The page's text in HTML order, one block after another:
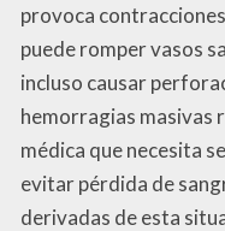
provoca
puede romper vasos
incluso causar
hemorragias masivas
médica que necesita
evitar pérdida de
derivadas de esta